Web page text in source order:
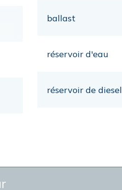
ballast
réservoir d'eau
réservoir de diesel